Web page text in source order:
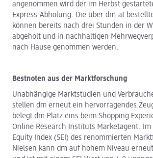
angenommen wird der im Herbst
Express-Abholung: Die über dm.at
können bereits nach drei Stunden in der
abgeholt und in nachhaltigen
nach Hause genommen werden.
Bestnoten aus der Marktforschung
Unabhängige Marktstudien und
stellen dm erneut ein hervorragendes
belegt dm Platz eins beim Shopping
Online Research Instituts Marketagent. Im
Equity Index (SEI) des renommierten
Nielsen kann dm auf hohem Niveau